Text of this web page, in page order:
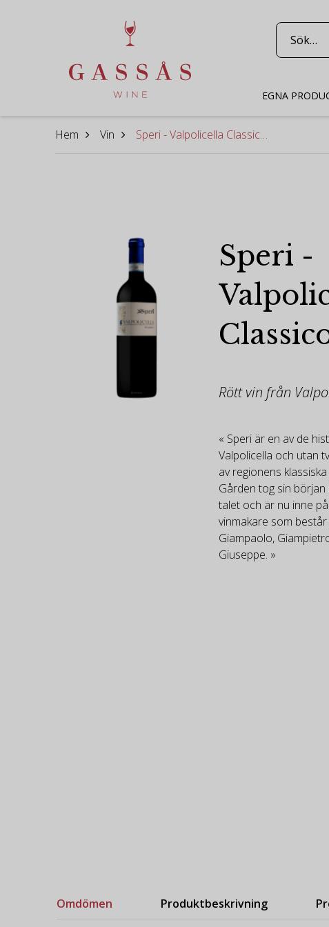
EGNA
Hem Vin Speri - Valpolicella Classico 2023
Speri -
Rött vin från
« Speri är en av de
Valpolicella och utan
av regionens
Gården tog sin
talet och är nu inne
vinmakare som
Giampaolo,
Giuseppe. »
Omdömen Produktbeskrivning